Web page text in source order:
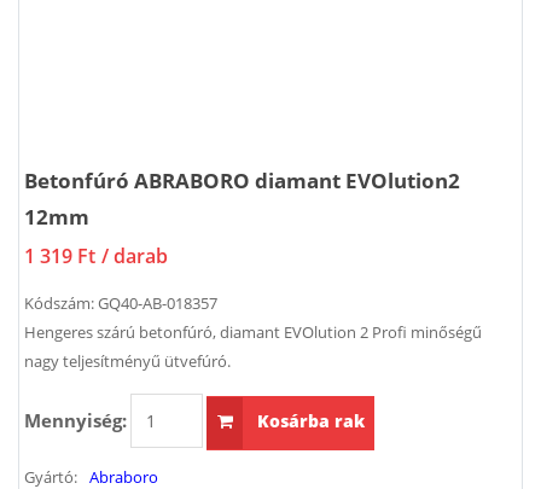
Betonfúró ABRABORO diamant EVOlution2
12mm
1 319 Ft / darab
Kódszám:GQ40-AB-018357
Hengeres szárú betonfúró, diamant EVOlution 2 Profi minőségű
nagy teljesítményű ütvefúró.
Mennyiség: Kosárba rak
Gyártó: Abraboro